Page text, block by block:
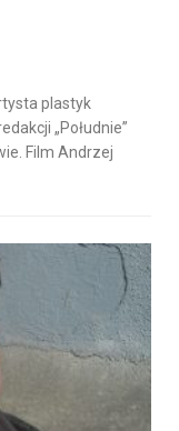
plastyk
„Południe”
Film Andrzej